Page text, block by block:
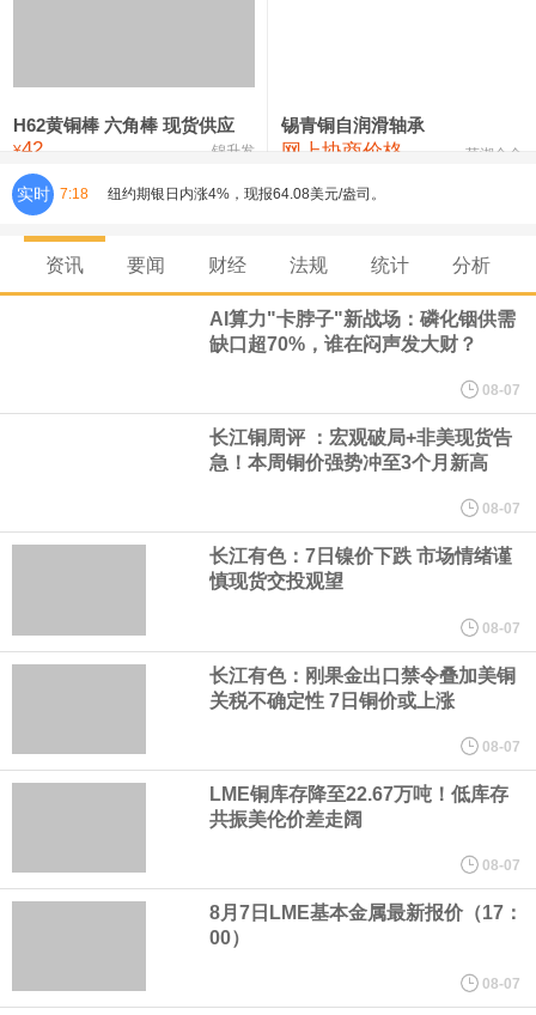
氯化镍 38,300—40,300 39,300 0
H62黄铜棒 六角棒 现货供应
¥42 锦升发
锡青铜自润滑轴承
网上协商价格 芜湖合金
实时 7:18 纽约期银日内涨4%，现报64.08美元/盎司。
宇树科技董事长、总经理兼首席技术官王兴兴在网上路演时表示，
经过多年研发创新和技术积累，公司逐步形成了包括一体化关节集
心技术等多项已商业化应用的核心技术并已应用于公司的高性能通
美国总统特朗普6日否认他对国防部长赫格塞思不满，称对赫格塞思
他与赫格塞思就弹药短缺问题发生冲突的报道是“完全没有根据的谣
纽约期银突破64美元/盎司，日内涨3.91%。
据报道，威刚近日在法说会上表示，在需求增加、价格走高及货源
稳定的三大有利因素带动下，预期第3季度营运将优于第2季度，并
资讯 要闻 财经 法规 统计 分析
AI算力"卡脖子"新战场：磷化铟供需
缺口超70%，谁在闷声发大财？
08-07
长江铜周评 ：宏观破局+非美现货告
急！本周铜价强势冲至3个月新高
08-07
长江有色：7日镍价下跌 市场情绪谨
慎现货交投观望
08-07
长江有色：刚果金出口禁令叠加美铜
关税不确定性 7日铜价或上涨
08-07
LME铜库存降至22.67万吨！低库存
共振美伦价差走阔
08-07
8月7日LME基本金属最新报价（17：
00）
08-07